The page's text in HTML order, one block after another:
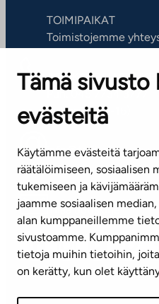
Tämä sivusto
evästeitä
Käytämme evästeitä
räätälöimiseen, sosiaalisen
tukemiseen ja
jaamme sosiaalisen
alan kumppaneillemme
sivustoamme.
tietoja muihin tietoihin,
on kerätty, kun olet
TOIMIPAIKAT
Toimistojemme
Puh. 045 7734 3777
(arkisin klo 8-16)
info@ta.fi
Tilaa uutiskirje